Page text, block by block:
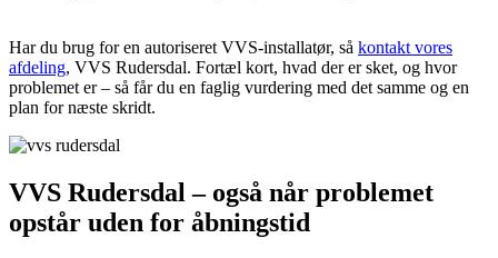
Har du brug for en autoriseret VVS-installatør, så kontakt vores
afdeling, VVS Rudersdal. Fortæl kort, hvad der er sket, og hvor
problemet er – så får du en faglig vurdering med det samme og en
plan for næste skridt.
VVS Rudersdal – også når problemet
opstår uden for åbningstid